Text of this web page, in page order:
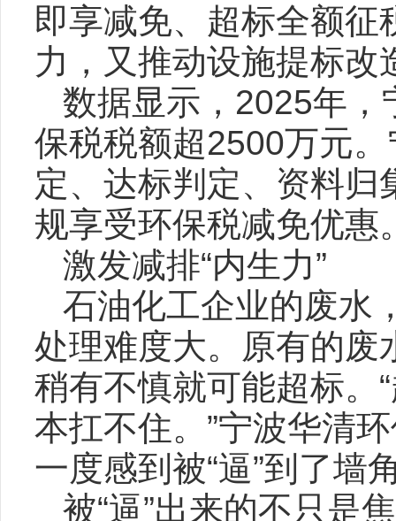
即享减免、超标全额征
力，又推动设施提标改
数据显示，2025年，
保税税额超2500万元
定、达标判定、资料
规享受环保税减免优惠
激发减排“内生力”
石油化工企业的废水
处理难度大。原有的废
稍有不慎就可能超标。
本扛不住。”宁波华清
一度感到被“逼”到了墙
被“逼”出来的不只是